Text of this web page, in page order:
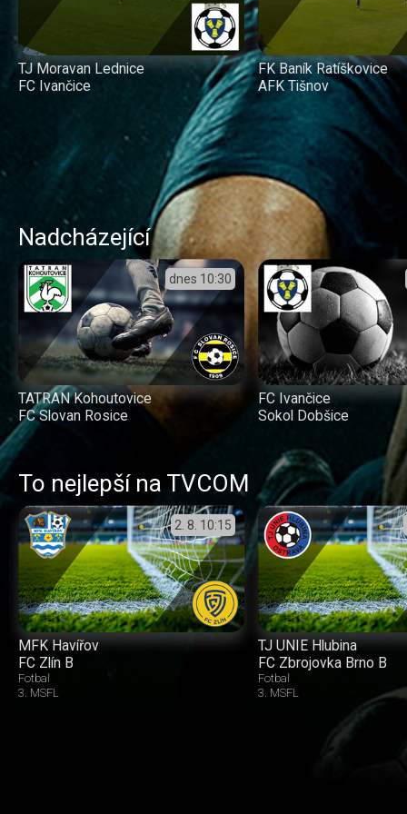
TJ Moravan Lednice
FC Ivančice
FK Baník Ratíškovice
AFK Tišnov
Nadcházející
dnes 10:30
TATRAN Kohoutovice
FC Slovan Rosice
FC Ivančice
Sokol Dobšice
To nejlepší na TVCOM
2. 8. 10:15
MFK Havířov
FC Zlín B
Fotbal
3. MSFL
TJ UNIE Hlubina
FC Zbrojovka Brno B
Fotbal
3. MSFL